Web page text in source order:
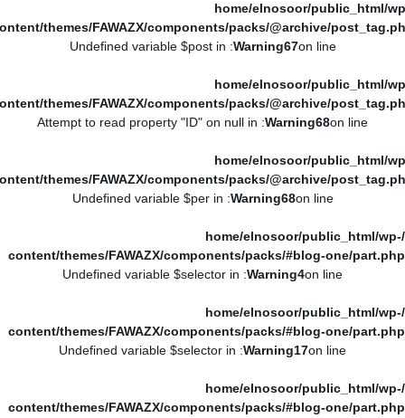
/home/elnosoor/public_html/
themes/FAWAZX/components/packs/@archive/
on line
67
Warning
: Undefined variable $post in
/home/elnosoor/public_html/
themes/FAWAZX/components/packs/@archive/
on line
68
Warning
: Attempt to read property "ID" on null in
/home/elnosoor/public_html/
themes/FAWAZX/components/packs/@archive/
on line
68
Warning
: Undefined variable $per in
/home/elnosoor/public_html/wp-
content/themes/FAWAZX/components/packs/#blog-one/part.php
on line
4
Warning
: Undefined variable $selector in
/home/elnosoor/public_html/wp-
content/themes/FAWAZX/components/packs/#blog-one/part.php
on line
17
Warning
: Undefined variable $selector in
/home/elnosoor/public_html/wp-
content/themes/FAWAZX/components/packs/#blog-one/part.php